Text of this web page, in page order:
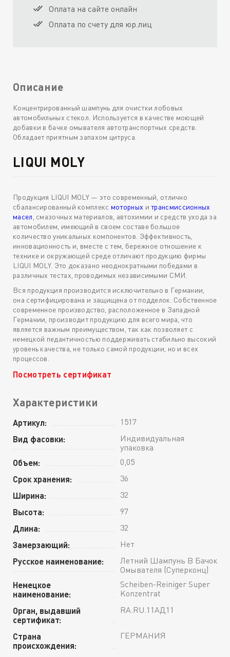
Оплата на сайте онлайн
Оплата по счету для юр.лиц
Описание
Концентрированный шампунь для очистки лобовых
автомобильных стекол. Используется в качестве моющей
добавки в бачке омывателя автотранспортных средств.
Обладает приятным запахом цитруса.
LIQUI MOLY
Продукция LIQUI MOLY — это современный, отлично
сбалансированный комплекс моторных итрансмиссионных
масел , смазочных материалов, автохимии и средств ухода за
автомобилем, имеющий в своем составе большое
количество уникальных компонентов. Эффективность,
инновационность и, вместе с тем, бережное отношение к
технике и окружающей среде отличают продукцию фирмы
LIQUI MOLY. Это доказано неоднократными победами в
различных тестах, проводимых независимыми СМИ.
Вся продукция производится исключительно в Германии,
она сертифицирована и защищена от подделок. Собственное
современное производство, расположенное в Западной
Германии, производит продукцию для всего мира, что
является важным преимуществом, так как позволяет с
немецкой педантичностью поддерживать стабильно высокий
уровень качества, не только самой продукции, но и всех
процессов.
Посмотреть сертификат
Характеристики
Артикул: 1517
Вид фасовки:
Индивидуальная
упаковка
Объем: 0,05
Срок хранения: 36
Ширина: 32
Высота: 97
Длина: 32
Замерзающий: Нет
Русское наименование:
Летний Шампунь В Бачок
Омывателя (Суперконц)
Немецкое
наименование:
Scheiben-Reiniger Super
Konzentrat
Орган, выдавший
сертификат:
RA.RU.11АД11
Страна
происхождения:
ГЕРМАНИЯ